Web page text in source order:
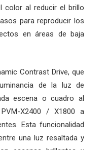
color al reducir el brillo
para reproducir los
en áreas de baja
Contrast Drive, que
de la luz de
escena o cuadro al
X2400 / X1800 a
Esta funcionalidad
una luz resaltada y